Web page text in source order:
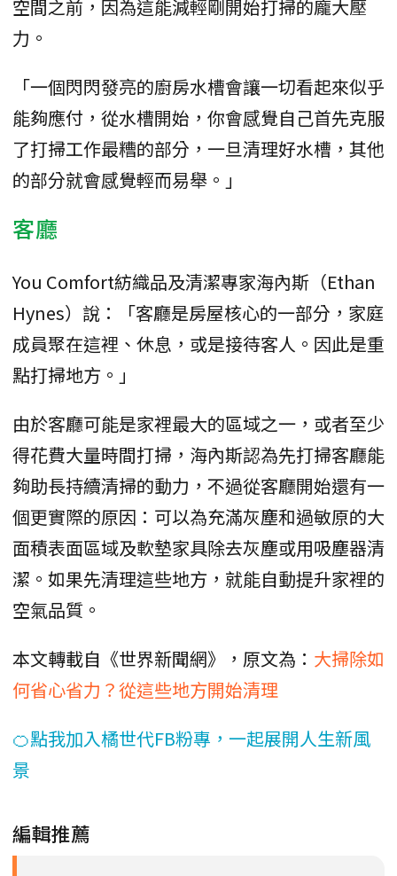
空間之前，因為這能減輕剛開始打掃的龐大壓
力。
「一個閃閃發亮的廚房水槽會讓一切看起來似乎
能夠應付，從水槽開始，你會感覺自己首先克服
了打掃工作最糟的部分，一旦清理好水槽，其他
的部分就會感覺輕而易舉。」
客廳
You Comfort紡織品及清潔專家海內斯（Ethan
Hynes）說：「客廳是房屋核心的一部分，家庭
成員聚在這裡、休息，或是接待客人。因此是重
點打掃地方。」
由於客廳可能是家裡最大的區域之一，或者至少
得花費大量時間打掃，海內斯認為先打掃客廳能
夠助長持續清掃的動力，不過從客廳開始還有一
個更實際的原因：可以為充滿灰塵和過敏原的大
面積表面區域及軟墊家具除去灰塵或用吸塵器清
潔。如果先清理這些地方，就能自動提升家裡的
空氣品質。
本文轉載自《世界新聞網》，原文為： 大掃除如
何省心省力？從這些地方開始清理
🍊點我加入橘世代FB粉專，一起展開人生新風
景
編輯推薦